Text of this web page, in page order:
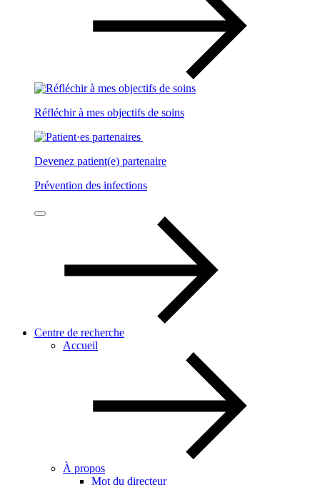
Réfléchir à mes objectifs de soins
Devenez patient(e) partenaire
Prévention des infections
Centre de recherche
Accueil
À propos
Mot du directeur